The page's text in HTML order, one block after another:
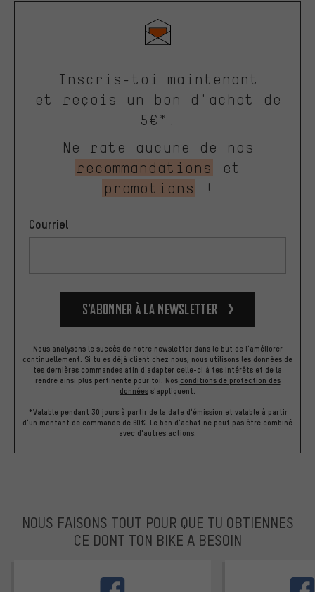
Inscris-toi maintenant
et reçois un bon d'achat de
5€*.
Ne rate aucune de nos
recommandations
et
promotions
!
Courriel
S’abonner à la newsletter
Nous analysons le succès de notre newsletter dans le but de l'améliorer
continuellement. Si tu es déjà client chez nous, nous utilisons les données de
tes dernières commandes afin d'adapter celle-ci à tes intérêts et de la
rendre ainsi plus pertinente pour toi. Nos conditions de protection des
données s'appliquent.
*Valable pendant 30 jours à partir de la date d'émission et valable à partir
d'un montant de commande de 60€. Le bon d'achat ne peut pas être combiné
avec d'autres actions.
NOUS FAISONS TOUT POUR QUE TU OBTIENNES
CE DONT TON BIKE A BESOIN